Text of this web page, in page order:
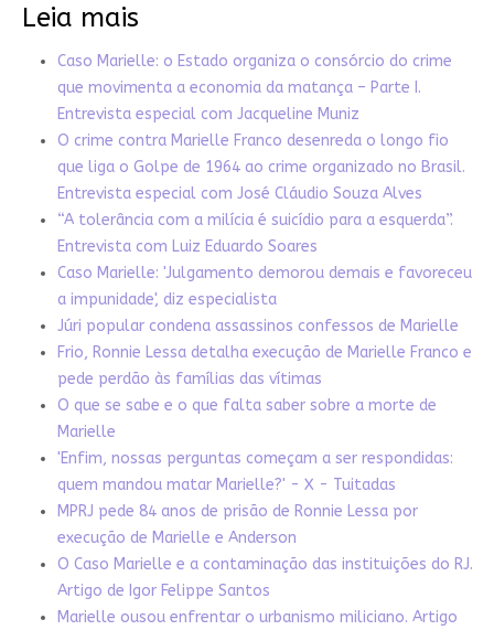
Leia mais
Caso Marielle: o Estado organiza o consórcio do crime
que movimenta a economia da matança – Parte I.
Entrevista especial com Jacqueline Muniz
O crime contra Marielle Franco desenreda o longo fio
que liga o Golpe de 1964 ao crime organizado no Brasil.
Entrevista especial com José Cláudio Souza Alves
“A tolerância com a milícia é suicídio para a esquerda”.
Entrevista com Luiz Eduardo Soares
Caso Marielle: 'Julgamento demorou demais e favoreceu
a impunidade', diz especialista
Júri popular condena assassinos confessos de Marielle
Frio, Ronnie Lessa detalha execução de Marielle Franco e
pede perdão às famílias das vítimas
O que se sabe e o que falta saber sobre a morte de
Marielle
'Enfim, nossas perguntas começam a ser respondidas:
quem mandou matar Marielle?' - X - Tuitadas
MPRJ pede 84 anos de prisão de Ronnie Lessa por
execução de Marielle e Anderson
O Caso Marielle e a contaminação das instituições do RJ.
Artigo de Igor Felippe Santos
Marielle ousou enfrentar o urbanismo miliciano. Artigo